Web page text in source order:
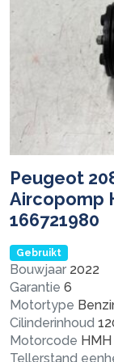
Peugeot
Aircopomp
166721980
Gebruikt
Bouwjaar 2022
Garantie 6
Motortype
Cilinderinhoud
Motorcode HMH
Tellerstand